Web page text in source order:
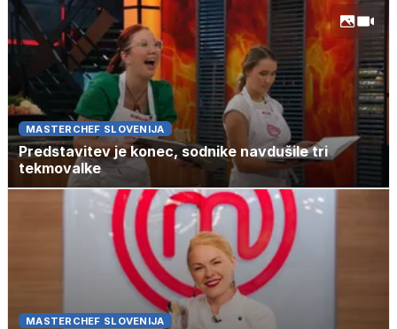
MASTERCHEF SLOVENIJA
Predstavitev je konec, sodnike navdušile tri
tekmovalke
MASTERCHEF SLOVENIJA